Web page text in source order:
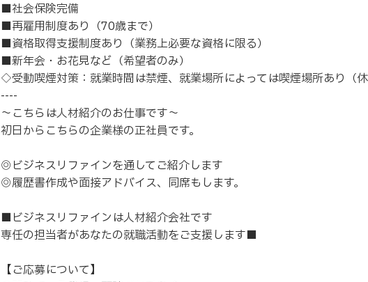
■社会保険完備
■再雇用制度あり（70歳まで）
■資格取得支援制度あり（業務上必要な資格に限る）
■新年会・お花見など（希望者のみ）
◇受動喫煙対策：就業時間は禁煙、就業場所によっては喫煙場所あり（休
----
～こちらは人材紹介のお仕事です～
初日からこちらの企業様の正社員です。
◎ビジネスリファインを通してご紹介します
◎履歴書作成や面接アドバイス、同席もします。
■ビジネスリファインは人材紹介会社です
専任の担当者があなたの就職活動をご支援します■
【ご応募について】